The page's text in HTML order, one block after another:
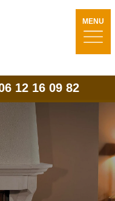
MENU
12 16 09 82